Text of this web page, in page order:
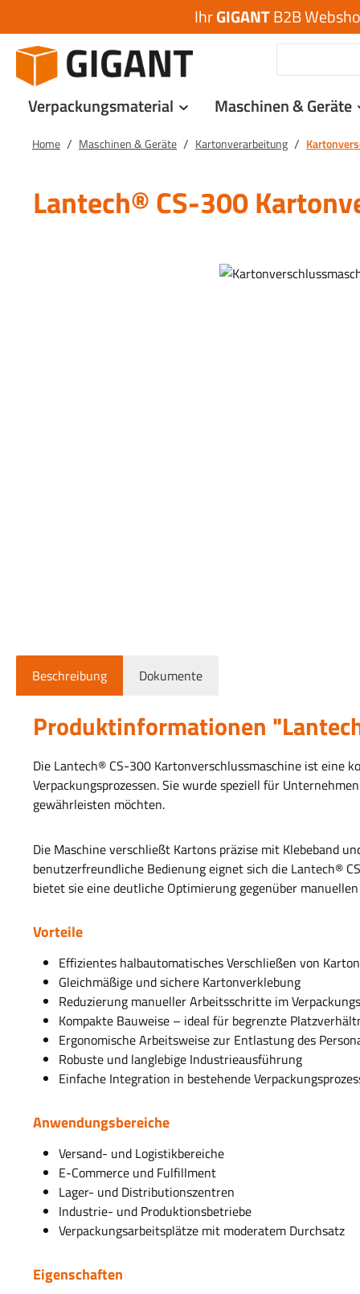
IhrGIGANTB2B
Verpackungsmaterial Maschinen & Geräte
Home / Maschinen & Geräte / Kartonverarbeitung /
Lantech® CS-300
Beschreibung Dokumente
Produktinformationen
Die Lantech® CS-300 Kartonverschlussmaschine ist eine
Verpackungsprozessen. Sie wurde speziell für
gewährleisten möchten.
Die Maschine verschließt Kartons präzise mit Klebeband
benutzerfreundliche Bedienung eignet sich die Lantech®
bietet sie eine deutliche Optimierung gegenüber
Vorteile
Effizientes halbautomatisches Verschließen von
Gleichmäßige und sichere Kartonverklebung
Reduzierung manueller Arbeitsschritte im
Kompakte Bauweise – ideal für begrenzte
Ergonomische Arbeitsweise zur Entlastung des
Robuste und langlebige Industrieausführung
Einfache Integration in bestehende
Anwendungsbereiche
Versand- und Logistikbereiche
E-Commerce und Fulfillment
Lager- und Distributionszentren
Industrie- und Produktionsbetriebe
Verpackungsarbeitsplätze mit moderatem Durchsatz
Eigenschaften